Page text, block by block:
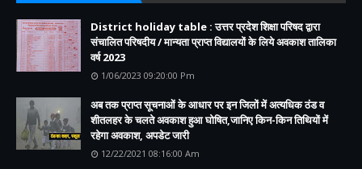
District holiday table : उत्तर प्रदेश शिक्षा परिषद द्वारा
संचालित परिषदीय / मान्यता प्राप्त विद्यालयों के लिये अवकाश तालिका
वर्ष 2023
1/06/2023 09:20:00 Pm
अब तक प्राप्त सूचनाओं के आधार पर इन जिलों में अत्यधिक ठंड व
शीतलहर के चलते अवकाश हुआ घोषित,जानिए किन-किन तिथियों में
रहेगा अवकाश, अपडेट जारी
12/22/2021 08:16:00 Am